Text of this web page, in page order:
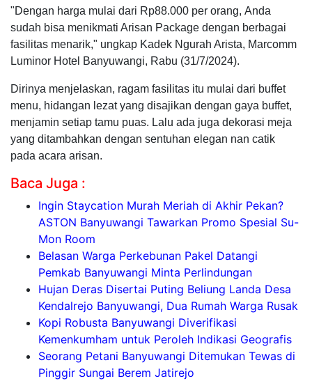
"Dengan harga mulai dari Rp88.000 per orang, Anda
sudah bisa menikmati Arisan Package dengan berbagai
fasilitas menarik," ungkap Kadek Ngurah Arista, Marcomm
Luminor Hotel Banyuwangi, Rabu (31/7/2024).
Dirinya menjelaskan, ragam fasilitas itu mulai dari buffet
menu, hidangan lezat yang disajikan dengan gaya buffet,
menjamin setiap tamu puas. Lalu ada juga dekorasi meja
yang ditambahkan dengan sentuhan elegan nan catik
pada acara arisan.
Baca Juga :
Ingin Staycation Murah Meriah di Akhir Pekan?
ASTON Banyuwangi Tawarkan Promo Spesial Su-
Mon Room
Belasan Warga Perkebunan Pakel Datangi
Pemkab Banyuwangi Minta Perlindungan
Hujan Deras Disertai Puting Beliung Landa Desa
Kendalrejo Banyuwangi, Dua Rumah Warga Rusak
Kopi Robusta Banyuwangi Diverifikasi
Kemenkumham untuk Peroleh Indikasi Geografis
Seorang Petani Banyuwangi Ditemukan Tewas di
Pinggir Sungai Berem Jatirejo